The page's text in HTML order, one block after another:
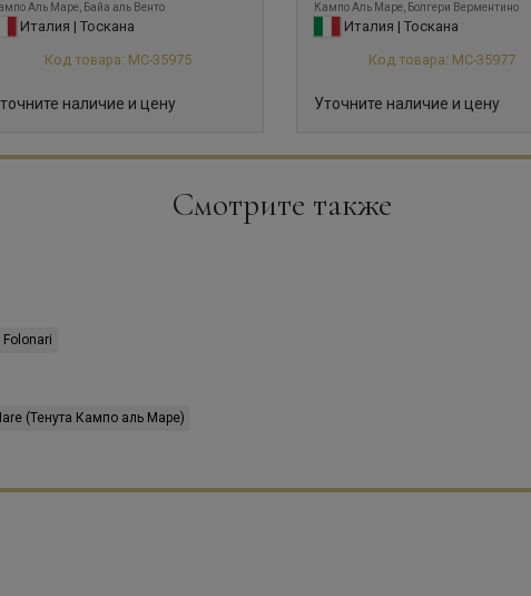
Аль Маре, Байа аль Венто
Италия | Тоскана
Код товара: МС-35975
наличие и цену
Кампо Аль Маре, Болгери Верментино
Италия | Тоскана
Код товара: МС-35977
Уточните наличие и цену
Смотрите также
(Тенута Кампо аль Маре)